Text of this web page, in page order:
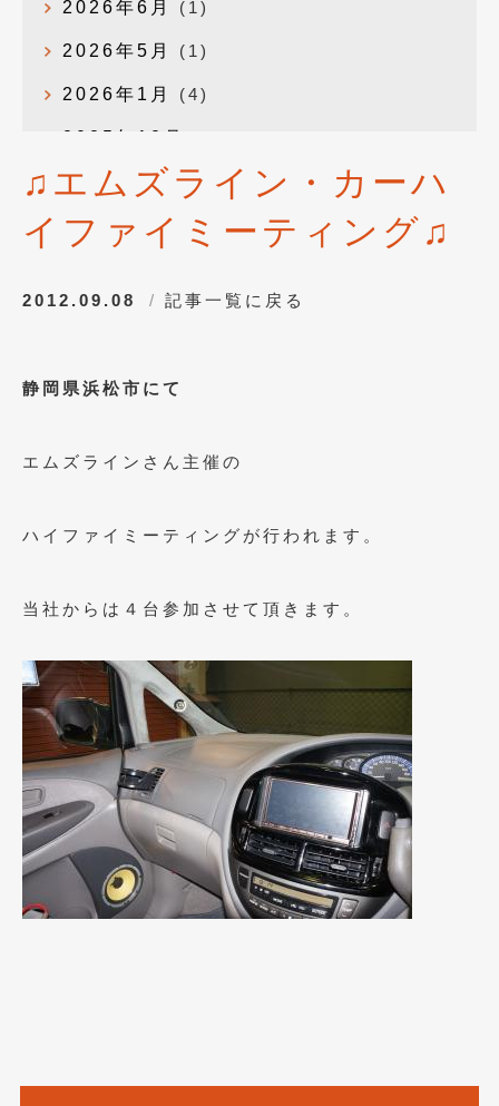
2026年6月 (1)
2026年5月 (1)
2026年1月 (4)
2025年12月
2025年10月(1)
2025年8月(2)
2024年8月(1)
2024年6月(1)
2023年12月 (2)
2023年10月(2)
2023年9月(1)
2023年8月(2)
2023年4月(1)
2022年12月 (1)
2022年10月(2)
2022年8月(1)
2022年4月(2)
♫エムズライン・カーハ
イファイミーティング♫
2012.09.08 記事一覧に戻る
静岡県浜松市にて
エムズラインさん主催の
ハイファイミーティングが行われます。
当社からは４台参加させて頂きます。